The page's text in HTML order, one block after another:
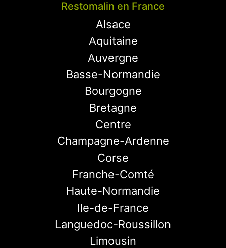
Restomalin en France
Alsace
Aquitaine
Auvergne
Basse-Normandie
Bourgogne
Bretagne
Centre
Champagne-Ardenne
Corse
Franche-Comté
Haute-Normandie
Ile-de-France
Languedoc-Roussillon
Limousin